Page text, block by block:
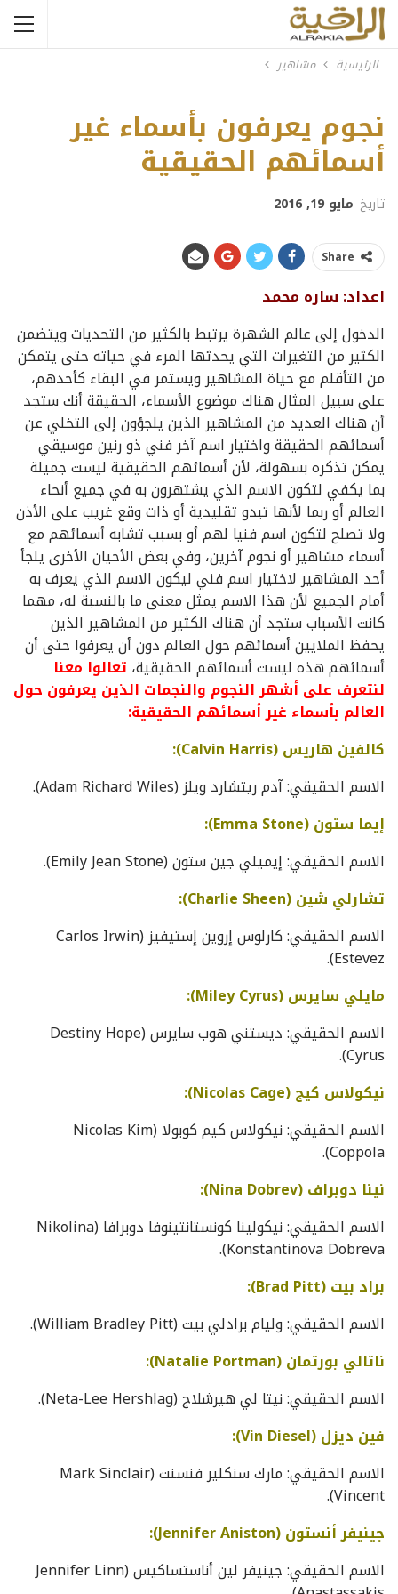
الرئيسية مشاهير
نجوم يعرفون بأسماء غير
أسمائهم الحقيقية
تاريخ مايو 19, 2016
Share
اعداد: ساره محمد
الدخول إلى عالم الشهرة يرتبط بالكثير من التحديات ويتضمن
الكثير من التغيرات التي يحدثها المرء في حياته حتى يتمكن
من التأقلم مع حياة المشاهير ويستمر في البقاء كأحدهم،
على سبيل المثال هناك موضوع الأسماء، الحقيقة أنك ستجد
أن هناك العديد من المشاهير الذين يلجؤون إلى التخلي عن
أسمائهم الحقيقة واختيار اسم آخر فني ذو رنين موسيقي
يمكن تذكره بسهولة، لأن أسمائهم الحقيقية ليست جميلة
بما يكفي لتكون الاسم الذي يشتهرون به في جميع أنحاء
العالم أو ربما لأنها تبدو تقليدية أو ذات وقع غريب على الأذن
ولا تصلح لتكون اسم فنيا لهم أو بسبب تشابه أسمائهم مع
أسماء مشاهير أو نجوم آخرين، وفي بعض الأحيان الأخرى يلجأ
أحد المشاهير لاختيار اسم فني ليكون الاسم الذي يعرف به
أمام الجميع لأن هذا الاسم يمثل معنى ما بالنسبة له، مهما
كانت الأسباب ستجد أن هناك الكثير من المشاهير الذين
يحفظ الملايين أسمائهم حول العالم دون أن يعرفوا حتى أن
أسمائهم هذه ليست أسمائهم الحقيقية، تعالوا معنا
لنتعرف على أشهر النجوم والنجمات الذين يعرفون حول
العالم بأسماء غير أسمائهم الحقيقية:
كالفين هاريس (Calvin Harris):
الاسم الحقيقي: آدم ريتشارد ويلز (Adam Richard Wiles).
إيما ستون (Emma Stone):
الاسم الحقيقي: إيميلي جين ستون (Emily Jean Stone).
تشارلي شين (Charlie Sheen):
الاسم الحقيقي: كارلوس إروين إستيفيز (Carlos Irwin
Estevez).
مايلي سايرس (Miley Cyrus):
الاسم الحقيقي: ديستني هوب سايرس (Destiny Hope
Cyrus).
نيكولاس كيج (Nicolas Cage):
الاسم الحقيقي: نيكولاس كيم كوبولا (Nicolas Kim
Coppola).
نينا دوبراف (Nina Dobrev):
الاسم الحقيقي: نيكولينا كونستانتينوفا دوبرافا (Nikolina
Konstantinova Dobreva).
براد بيت (Brad Pitt):
الاسم الحقيقي: وليام برادلي بيت (William Bradley Pitt).
ناتالي بورتمان (Natalie Portman):
الاسم الحقيقي: نيتا لي هيرشلاج (Neta-Lee Hershlag).
فين ديزل (Vin Diesel):
الاسم الحقيقي: مارك سنكلير فنسنت (Mark Sinclair
Vincent).
جينيفر أنستون (Jennifer Aniston):
الاسم الحقيقي: جينيفر لين أناستساكيس (Jennifer Linn